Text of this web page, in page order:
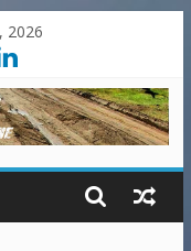
2026